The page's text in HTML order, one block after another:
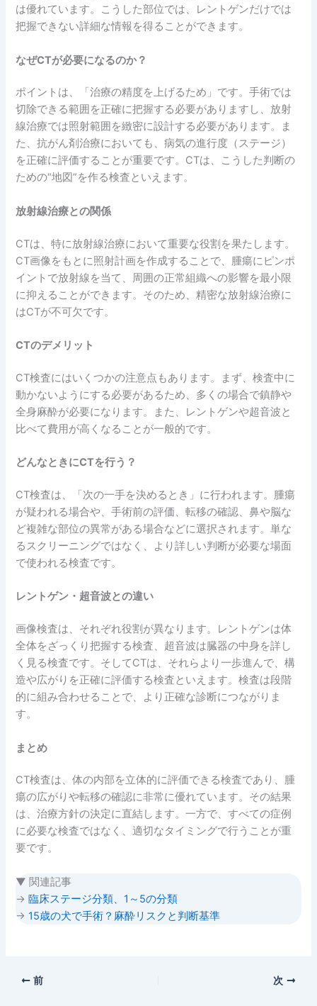
は優れています。こうした部位では、レントゲンだけでは
把握できない詳細な情報を得ることができます。
なぜCTが必要になるのか？
ポイントは、「治療の精度を上げるため」です。手術では
切除できる範囲を正確に把握する必要がありますし、放射
線治療では照射範囲を緻密に設計する必要があります。ま
た、抗がん剤治療においても、病気の進行度（ステージ）
を正確に評価することが重要です。CTは、こうした判断の
ための“地図”を作る検査といえます。
放射線治療との関係
CTは、特に放射線治療において重要な役割を果たします。
CT画像をもとに照射計画を作成することで、腫瘍にピンポ
イントで放射線を当て、周囲の正常組織への影響を最小限
に抑えることができます。そのため、精密な放射線治療に
はCTが不可欠です。
CTのデメリット
CT検査にはいくつかの注意点もあります。まず、検査中に
動かないようにする必要があるため、多くの場合で鎮静や
全身麻酔が必要になります。また、レントゲンや超音波と
比べて費用が高くなることが一般的です。
どんなときにCTを行う？
CT検査は、「次の一手を決めるとき」に行われます。腫瘍
が疑われる場合や、手術前の評価、転移の確認、鼻や脳な
ど複雑な部位の異常がある場合などに選択されます。単な
るスクリーニングではなく、より詳しい判断が必要な場面
で使われる検査です。
レントゲン・超音波との違い
画像検査は、それぞれ役割が異なります。レントゲンは体
全体をざっくり把握する検査、超音波は臓器の中身を詳し
く見る検査です。そしてCTは、それらより一歩進んで、構
造や広がりを正確に評価する検査といえます。検査は段階
的に組み合わせることで、より正確な診断につながりま
す。
まとめ
CT検査は、体の内部を立体的に評価できる検査であり、腫
瘍の広がりや転移の確認に非常に優れています。その結果
は、治療方針の決定に直結します。一方で、すべての症例
に必要な検査ではなく、適切なタイミングで行うことが重
要です。
▼ 関連記事
→臨床ステージ分類、1～5の分類
→15歳の犬で手術？麻酔リスクと判断基準
前 次